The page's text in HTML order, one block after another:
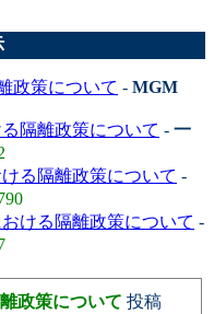
政策について - MGM
隔離政策について - 一
る隔離政策について -
ける隔離政策について -
政策について 投稿